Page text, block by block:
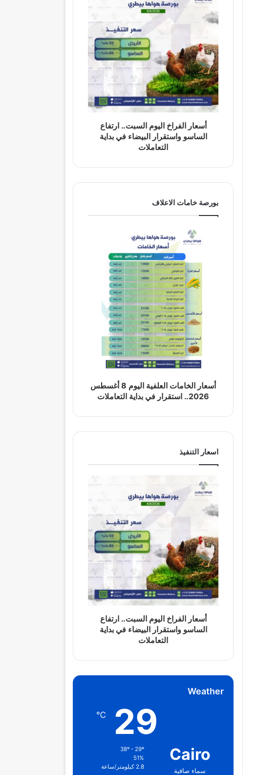
أسعار الفراخ اليوم السبت.. ارتفاع
الساسو واستقرار البيضاء في بداية
التعاملات
بورصة خامات الاعلاف
أسعار الخامات العلفية اليوم 8 أغسطس
2026.. استقرار في بداية التعاملات
اسعار التنفيذ
أسعار الفراخ اليوم السبت.. ارتفاع
الساسو واستقرار البيضاء في بداية
التعاملات
Weather
Cairo
سماء صافية
29
℃
38º - 29º
51%
2.8 كيلومتر/ساعة